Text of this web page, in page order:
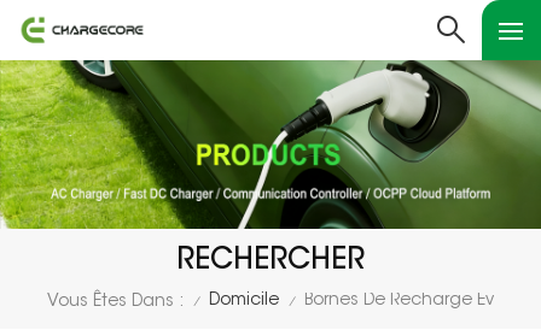
RECHERCHER
Vous Êtes Dans : / Domicile / Bornes De Recharge Ev